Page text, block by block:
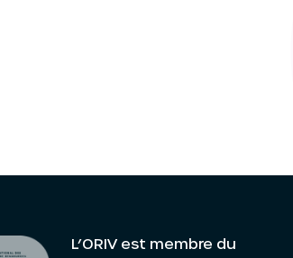
L’ORIV est membre du